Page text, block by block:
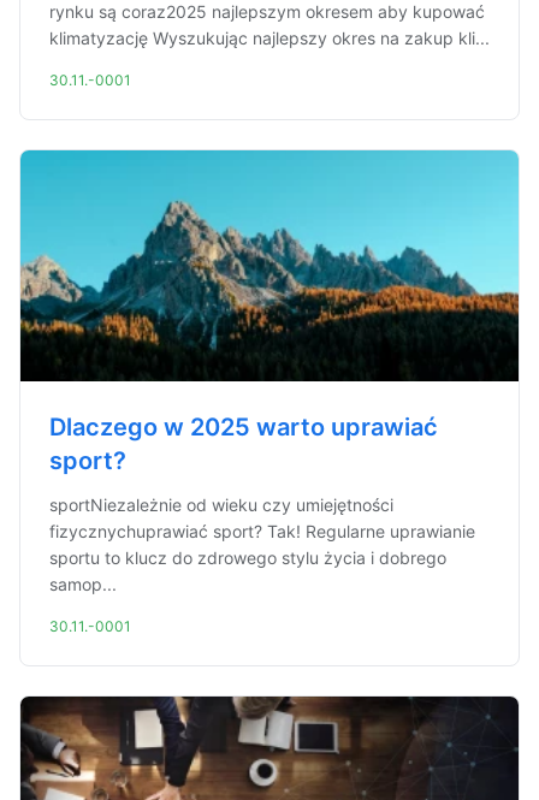
rynku są coraz2025 najlepszym okresem aby kupować
klimatyzację Wyszukując najlepszy okres na zakup kli...
30.11.-0001
Dlaczego w 2025 warto uprawiać
sport?
sportNiezależnie od wieku czy umiejętności
fizycznychuprawiać sport? Tak! Regularne uprawianie
sportu to klucz do zdrowego stylu życia i dobrego
samop...
30.11.-0001